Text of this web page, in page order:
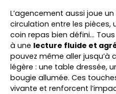
L’agencement aussi joue
circulation entre les pièces,
coin repas bien défini…
à une lecture fluide et
pouvez même aller jusqu’à
légère : une table dressée,
bougie allumée. Ces
vivante et renforcent